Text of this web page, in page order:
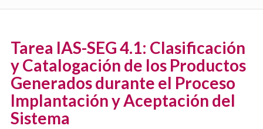
Tarea IAS-SEG 4.1: Clasificación
y Catalogación de los Productos
Generados durante el Proceso
Implantación y Aceptación del
Sistema